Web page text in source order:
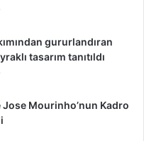
gururlandıran
tasarım tanıtıldı
Jose Mourinho’nun Kadro